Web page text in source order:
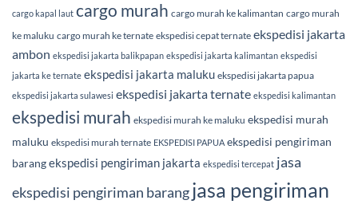
cargo kapal laut cargo murah cargo murah ke kalimantan cargo murah
ke maluku cargo murah ke ternate ekspedisi cepat ternate ekspedisi jakarta
ambon ekspedisi jakarta balikpapan ekspedisi jakarta kalimantan ekspedisi
jakarta ke ternate ekspedisi jakarta maluku ekspedisi jakarta papua
ekspedisi jakarta sulawesi ekspedisi jakarta ternate ekspedisi kalimantan
ekspedisi murah ekspedisi murah ke maluku ekspedisi murah
maluku ekspedisi murah ternate EKSPEDISI PAPUA ekspedisi pengiriman
barangekspedisi pengiriman jakarta ekspedisi tercepat jasa
ekspedisi pengiriman barangjasa pengiriman